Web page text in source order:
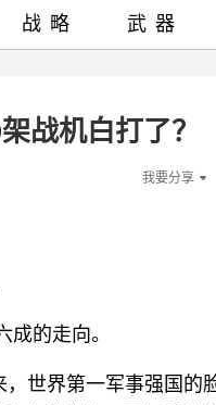
战机白打了？
我要分享
的走向。
世界第一军事强国的
战略 武器